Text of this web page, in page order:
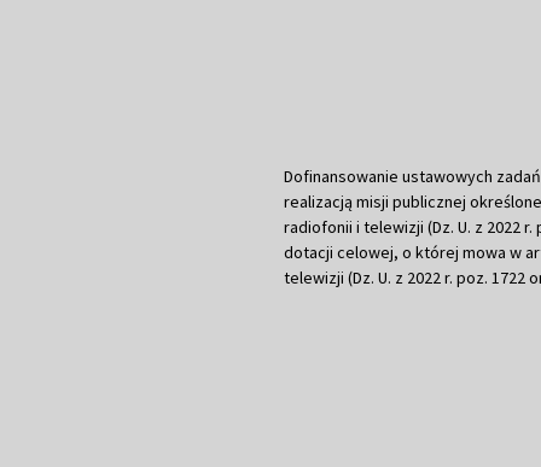
Dofinansowanie ustawowych
realizacją misji publicznej
radiofonii i telewizji (Dz. U. z 2022
dotacji celowej, o której mowa w
telewizji (Dz. U. z 2022 r. poz. 1722